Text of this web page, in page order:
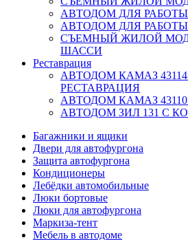
АВТОДОМ ДЛЯ РАБОТЫ
АВТОДОМ ДЛЯ РАБОТЫ
СЪЕМНЫЙ ЖИЛОЙ
ШАССИ
Реставрация
АВТОДОМ КАМАЗ
РЕСТАВРАЦИЯ
АВТОДОМ КАМАЗ
АВТОДОМ ЗИЛ 131 С
Багажники и ящики
Двери для автофургона
Защита автофургона
Кондиционеры
Лебёдки автомобильные
Люки бортовые
Люки для автофургона
Маркиза-тент
Мебель в автодоме